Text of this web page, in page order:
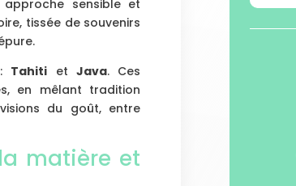
sensible et
tissée de souvenirs
Tahiti etJava. Ces
en mêlant tradition
du goût, entre
matière et